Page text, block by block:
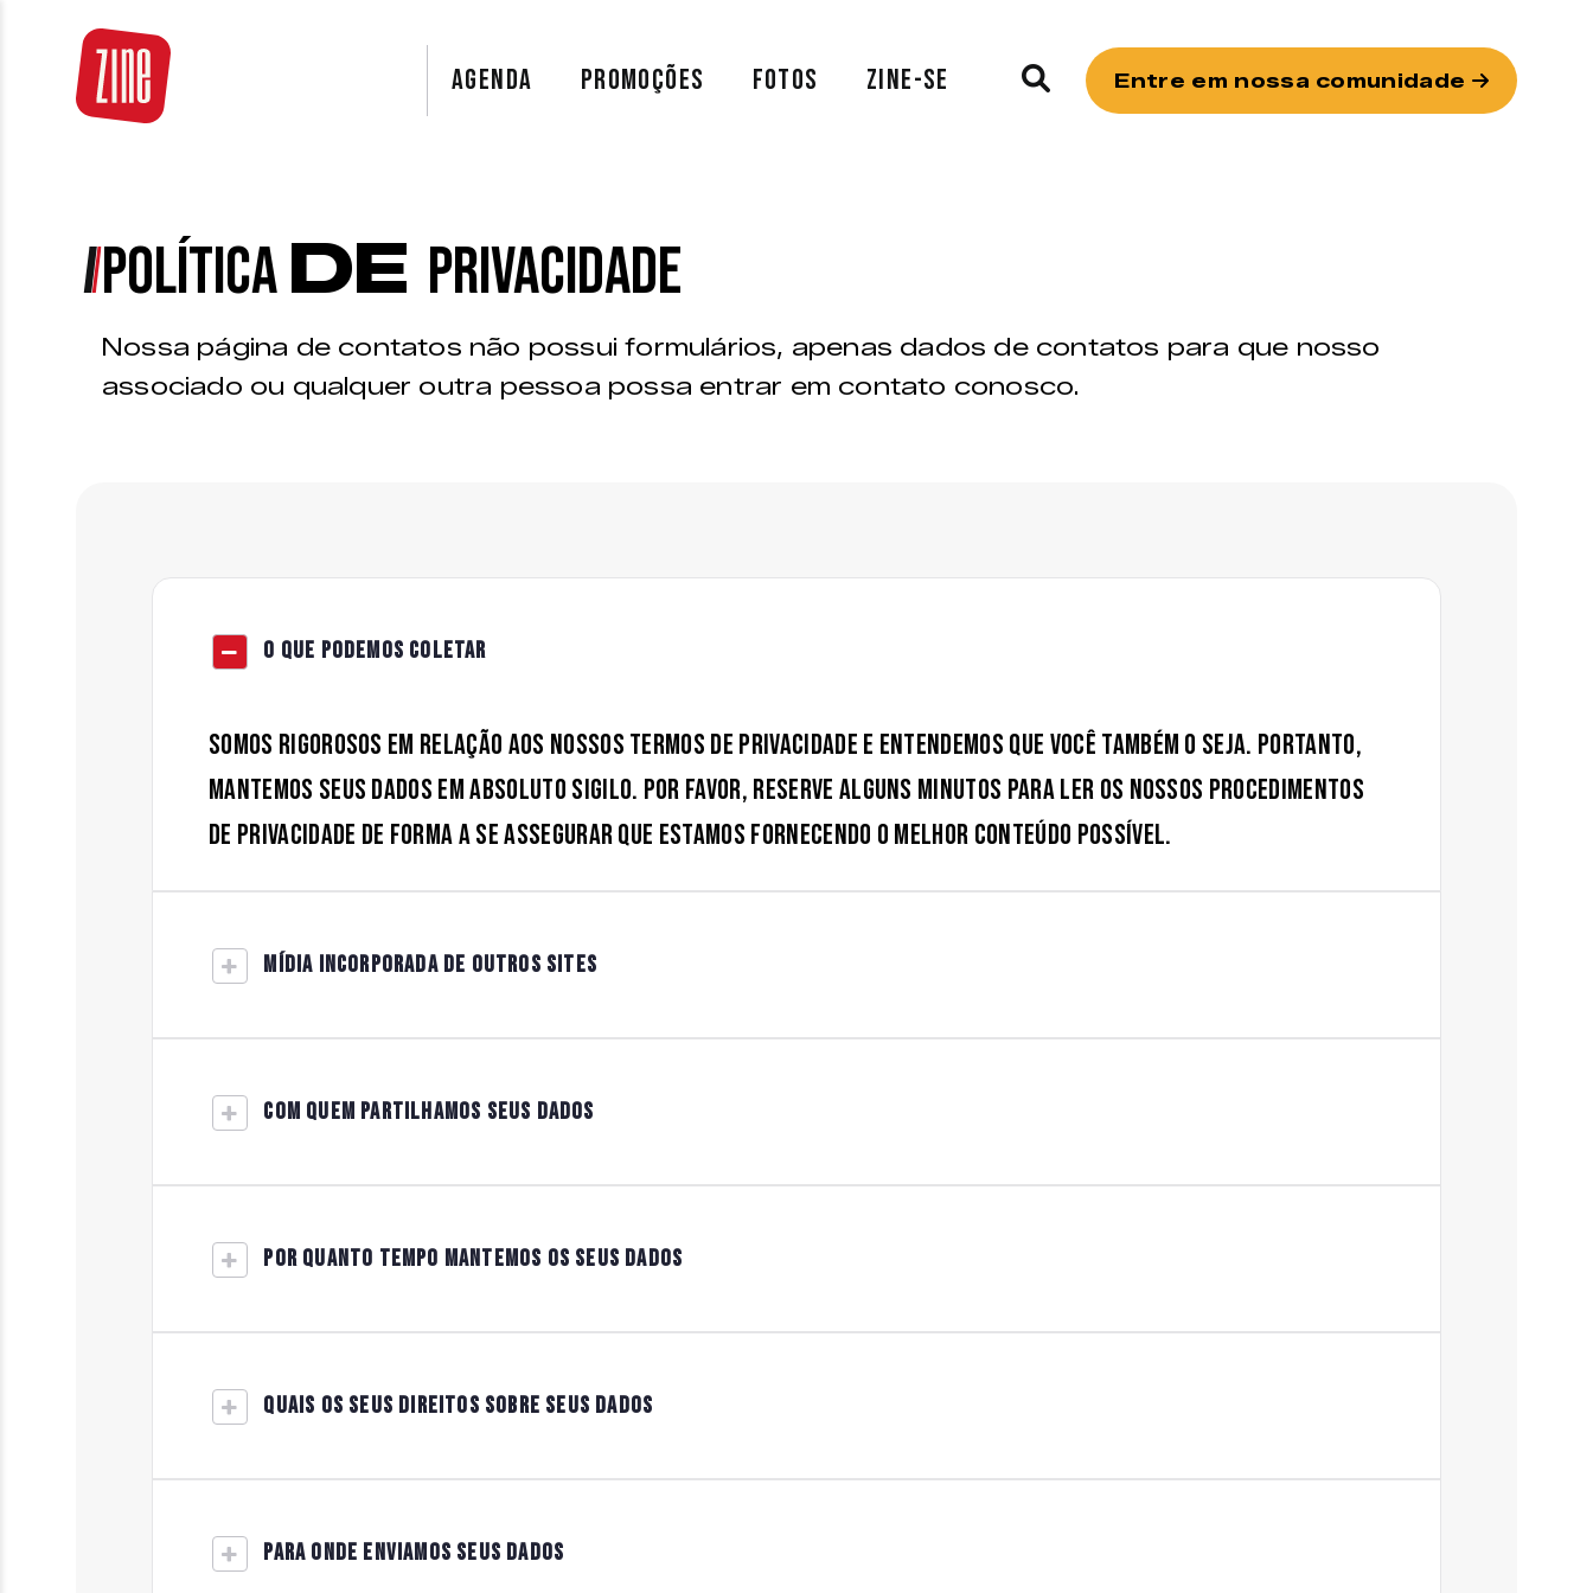
AGENDA PROMOÇÕES FOTOS ZINE-SE Entre em nossa comunidade
POLÍTICADE PRIVACIDADE
Nossa página de contatos não possui formulários, apenas dados de contatos para que nosso
associado ou qualquer outra pessoa possa entrar em contato conosco.
O QUE PODEMOS COLETAR
Somos rigorosos em relação aos nossos termos de privacidade e entendemos que você também o seja. Portanto,
mantemos seus dados em absoluto sigilo. Por favor, reserve alguns minutos para ler os nossos procedimentos
de privacidade de forma a se assegurar que estamos fornecendo o melhor conteúdo possível.
MÍDIA INCORPORADA DE OUTROS SITES
COM QUEM PARTILHAMOS SEUS DADOS
POR QUANTO TEMPO MANTEMOS OS SEUS DADOS
QUAIS OS SEUS DIREITOS SOBRE SEUS DADOS
PARA ONDE ENVIAMOS SEUS DADOS